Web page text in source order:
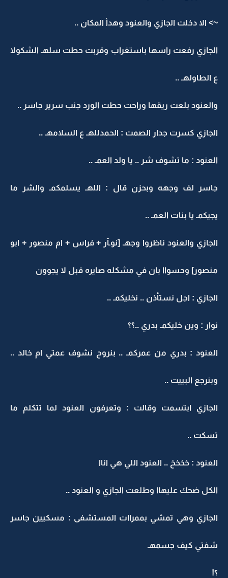
~> الا دخلت الجازي والعنود وهدأ المكان ..
الجازي رفعت راسها باستغراب وقربت حطت سلهـ الشكولا
ع الطاولهـ ..
والعنود بلعت ريقها وراحت حطت الورد جنب سرير جاسر ..
الجازي كسرت جدار الصمت : الحمدللهـ ع السلامهـ ..
العنود : ما تشوف شر .. يا ولد العمـ ..
جاسر لف وجهه وبحزن قال : اللهـ يسلمكمـ والشر ما
يجيكمـ يا بنات العمـ ..
الجازي والعنود ناظروا وجهـ [نوـآر + فراس + ام منصور + ابو
منصور] وحسواا بان في مشكله صايره قبل لا يجوون
الجازي : اجل نستأذن .. نخليكمـ ..
نوار : وين خليكمـ بدري ..؟؟
العنود : بدري من عمركمـ .. بنروح نشوف عمتي ام خالد ..
وبنرجع البييت ..
الجازي ابتسمت وقالت : وتعرفون العنود لما تتكلم ما
تسكت ..
العنود : خخخخ .. العنود اللي هي اناا
الكل ضحك عليهاا وطلعت الجازي و العنود ..
الجازي وهي تمشي بممراات المستشفى : مسكيين جاسر
شفتي كيف جسمهـ
؟!